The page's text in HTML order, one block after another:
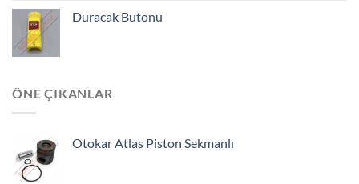
Duracak Butonu
ÖNE ÇIKANLAR
Otokar Atlas Piston Sekmanlı